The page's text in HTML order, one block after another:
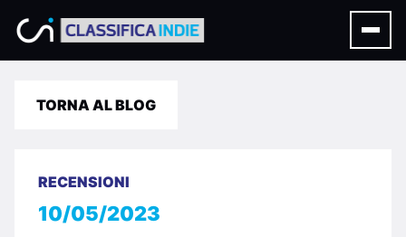
TORNA AL BLOG
RECENSIONI
10/05/2023